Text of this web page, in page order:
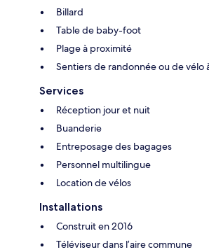
Billard
Table de baby-foot
Plage à proximité
Sentiers de randonnée ou de vélo
Services
Réception jour et nuit
Buanderie
Entreposage des bagages
Personnel multilingue
Location de vélos
Installations
Construit en 2016
Téléviseur dans l’aire commune